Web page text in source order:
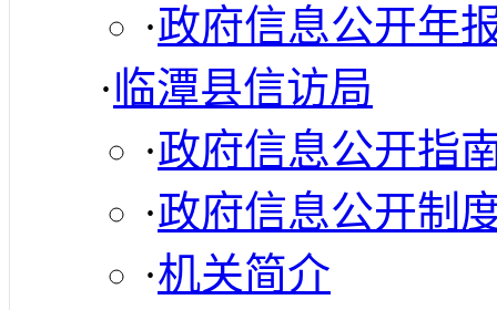
·政府信息公开年
·临潭县信访局
·政府信息公开指
·政府信息公开制
·机关简介